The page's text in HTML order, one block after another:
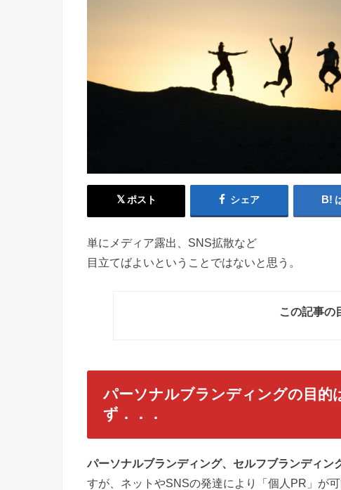
ポスト シェア
単にメディア露出、SNS拡散など
目立てばよいということではないと思う。
この記事の
パーソナルブランディングの目的
ず．．．
パーソナルブランディング、セルフブランディン
すが、ネットやSNSの発達により「個人PR」が